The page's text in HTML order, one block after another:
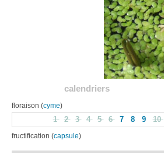
calendriers
floraison (cyme)
1 2 3 4 5 6 7 8 9 10
fructification (capsule)